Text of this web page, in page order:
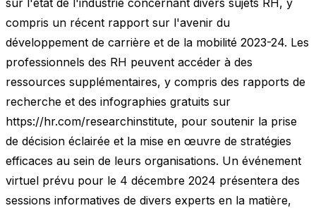
compris un récent rapport sur l'avenir du
développement de carrière et de la mobilité 2023-24. Les
professionnels des RH peuvent accéder à des
ressources supplémentaires, y compris des rapports de
recherche et des infographies gratuits sur
https://hr.com/researchinstitute, pour soutenir la prise
de décision éclairée et la mise en œuvre de stratégies
efficaces au sein de leurs organisations. Un événement
virtuel prévu pour le 4 décembre 2024 présentera des
sessions informatives de divers experts en la matière,